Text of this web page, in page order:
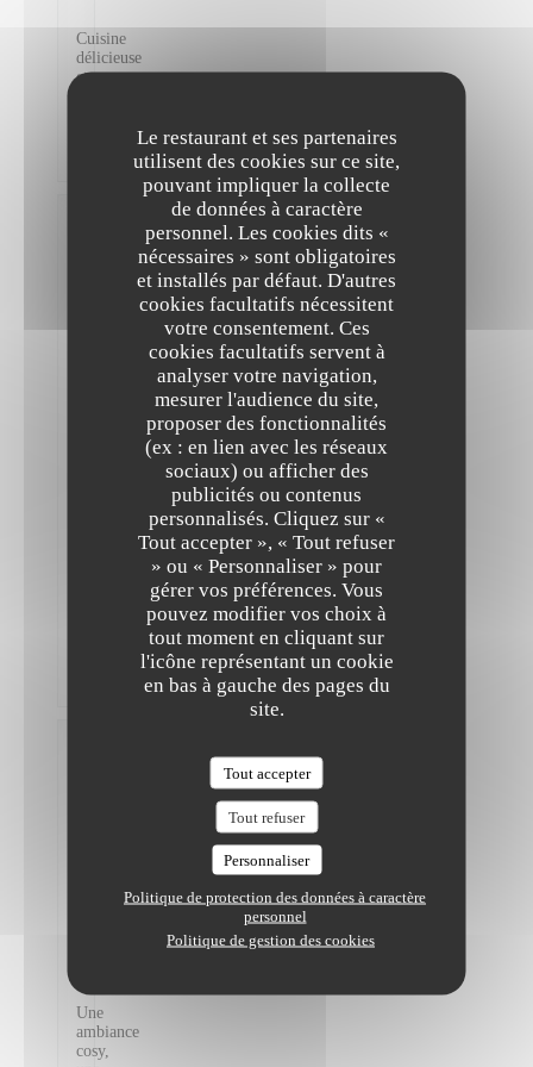
Le restaurant et ses partenaires
utilisent des cookies sur ce site,
pouvant impliquer la collecte
de données à caractère
personnel. Les cookies dits «
nécessaires » sont obligatoires
et installés par défaut. D'autres
cookies facultatifs nécessitent
votre consentement. Ces
cookies facultatifs servent à
analyser votre navigation,
mesurer l'audience du site,
proposer des fonctionnalités
(ex : en lien avec les réseaux
sociaux) ou afficher des
publicités ou contenus
personnalisés. Cliquez sur «
Tout accepter », « Tout refuser
» ou « Personnaliser » pour
gérer vos préférences. Vous
pouvez modifier vos choix à
tout moment en cliquant sur
l'icône représentant un cookie
en bas à gauche des pages du
site.
Tout accepter
Tout refuser
Personnaliser
Politique de protection des données à caractère
personnel
Politique de gestion des cookies
Cuisine
délicieuse
et
Ambiance
Cuisine
Qualité /
Ambiance
Une
ambiance
cosy,
The Friendly Kitchen